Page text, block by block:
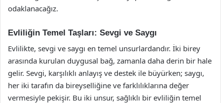
odaklanacağız.
Evliliğin Temel Taşları: Sevgi ve Saygı
Evlilikte, sevgi ve saygı en temel unsurlardandır. İki birey
arasında kurulan duygusal bağ, zamanla daha derin bir hale
gelir. Sevgi, karşılıklı anlayış ve destek ile büyürken; saygı,
her iki tarafın da bireyselliğine ve farklılıklarına değer
vermesiyle pekişir. Bu iki unsur, sağlıklı bir evliliğin temel